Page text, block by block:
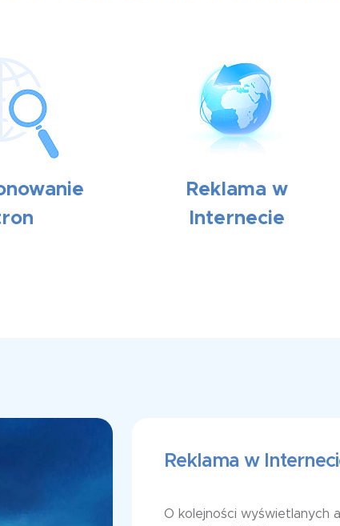
Reklama w
Internecie
Reklama w
O kolejności wyświetlanych